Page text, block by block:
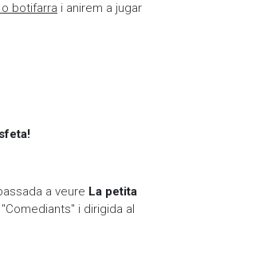
botifarra i anirem a jugar
a veure La petita
i dirigida al